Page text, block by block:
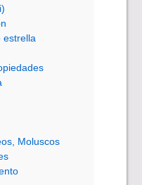
estrella
Moluscos